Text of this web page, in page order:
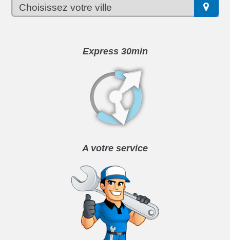
Express 30min
A votre service